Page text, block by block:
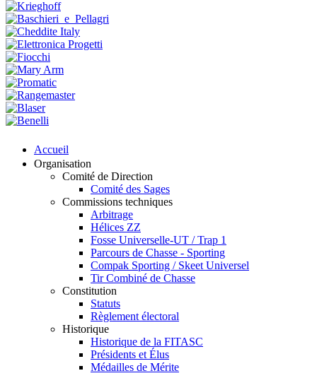
Accueil
Organisation
Comité de Direction
Comité des Sages
Commissions techniques
Arbitrage
Hélices ZZ
Fosse Universelle-UT / Trap 1
Parcours de Chasse - Sporting
Compak Sporting / Skeet Universel
Tir Combiné de Chasse
Constitution
Statuts
Règlement électoral
Historique
Historique de la FITASC
Présidents et Élus
Médailles de Mérite